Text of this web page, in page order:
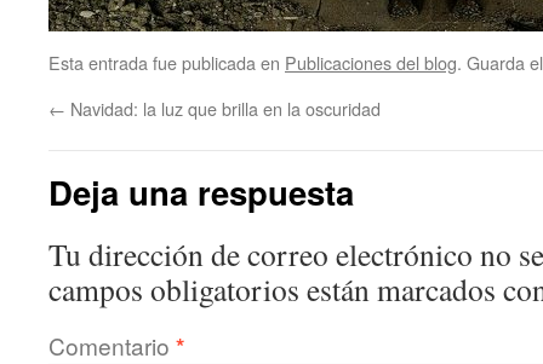
Esta entrada fue publicada en Publicaciones del blog. Guarda
← Navidad: la luz que brilla en la oscuridad
Deja una respuesta
Tu dirección de correo electrónico no
campos obligatorios están marcados
Comentario *